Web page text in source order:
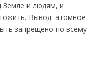
Земле и людям, и
Вывод: атомное
запрещено по всему